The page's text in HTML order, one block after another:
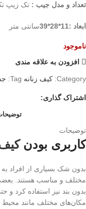
تعداد و مدل جیب : تک زیپ
ابعاد :11*28*39 سانتی متر
ناموجود
افزودن به علاقه مندی
Category: کیف زنانه Tag:
اشتراک گذاری:
توضیحات
کاربری بودن
بدون شک بسیاری از افراد
مختلف و مناسب هستند.
بدون بند نیز استفاده کرد و
مکان‌های مختلف مانند محیط